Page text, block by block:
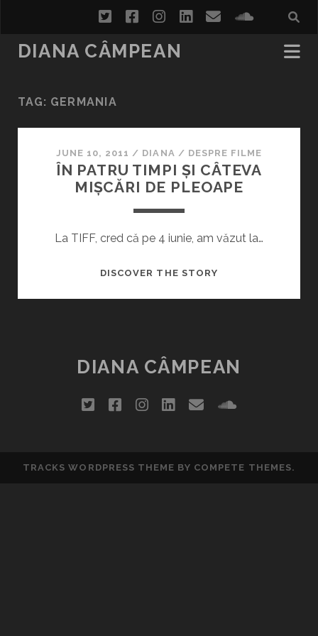
twitterfacebookinstagram
linkedin
email
DIANA CÂMPEAN
TAG: GERMANIA
JUNE 10, 2011 / DIANA / DESPRE FILME
ÎN PATRU TIMPI ȘI CÂTEVA
MIȘCĂRI DE PLEOAPE
La TIFF, cred că pe 4 iunie, am văzut la…
DISCOVER THE STORYÎN
DE
DIANA CÂMPEAN
twitterfacebookinstagram
linkedin
emailsoundcloud
TRACKS WORDPRESS THEME BY COMPETE THEMES.